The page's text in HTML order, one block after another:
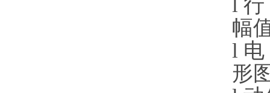
l 行
幅
l
形